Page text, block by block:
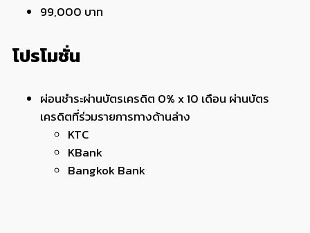
99,000 บาท
โปรโมชั่น
ผ่อนชำระผ่านบัตรเครดิต 0% x 10 เดือน ผ่านบัตร
เครดิตที่ร่วมรายการทางด้านล่าง
KTC
KBank
Bangkok Bank